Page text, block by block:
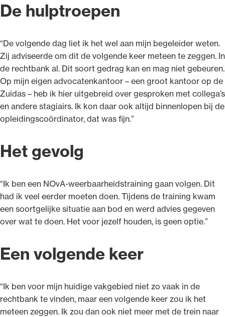
De hulptroepen
“De volgende dag liet ik het wel aan mijn begeleider weten.
Zij adviseerde om dit de volgende keer meteen te zeggen. In
de rechtbank al. Dit soort gedrag kan en mag niet gebeuren.
Op mijn eigen advocatenkantoor –⁠ een groot kantoor op de
Zuidas ⁠– heb ik hier uitgebreid over gesproken met collega’s
en andere stagiairs. Ik kon daar ook altijd binnenlopen bij de
opleidingscoördinator, dat was fijn.”
Het gevolg
“Ik ben een NOvA-weerbaarheidstraining gaan volgen. Dit
had ik veel eerder moeten doen. Tijdens de training kwam
een soortgelijke situatie aan bod en werd advies gegeven
over wat te doen. Het voor jezelf houden, is geen optie.”
Een volgende keer
“Ik ben voor mijn huidige vakgebied niet zo vaak in de
rechtbank te vinden, maar een volgende keer zou ik het
meteen zeggen. Ik zou dan ook niet meer met de trein naar